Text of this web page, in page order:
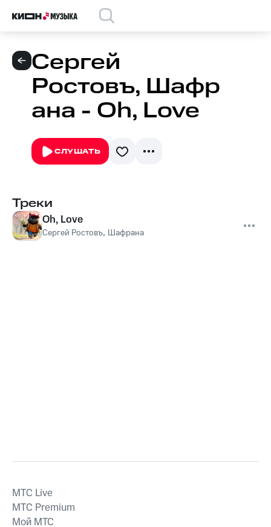
Сергей
Ростовъ, Шафр
ана - Oh, Love
СЛУШАТЬ
Треки
Oh, Love
Сергей Ростовъ, Шафрана
MTС Live
MTС Premium
Мой МТС